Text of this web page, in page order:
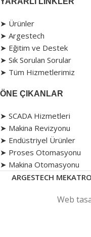
➤ Ürünler
➤ Argestech
➤ Eğitim ve Destek
➤ Sık Sorulan Sorular
➤ Tüm Hizmetlerimiz
ÖNE ÇIKANLAR
➤ SCADA Hizmetleri
➤ Makina Revizyonu
➤ Endüstriyel Ürünler
➤ Proses Otomasyonu
➤ Makina Otomasyonu
ARGESTECH
Web